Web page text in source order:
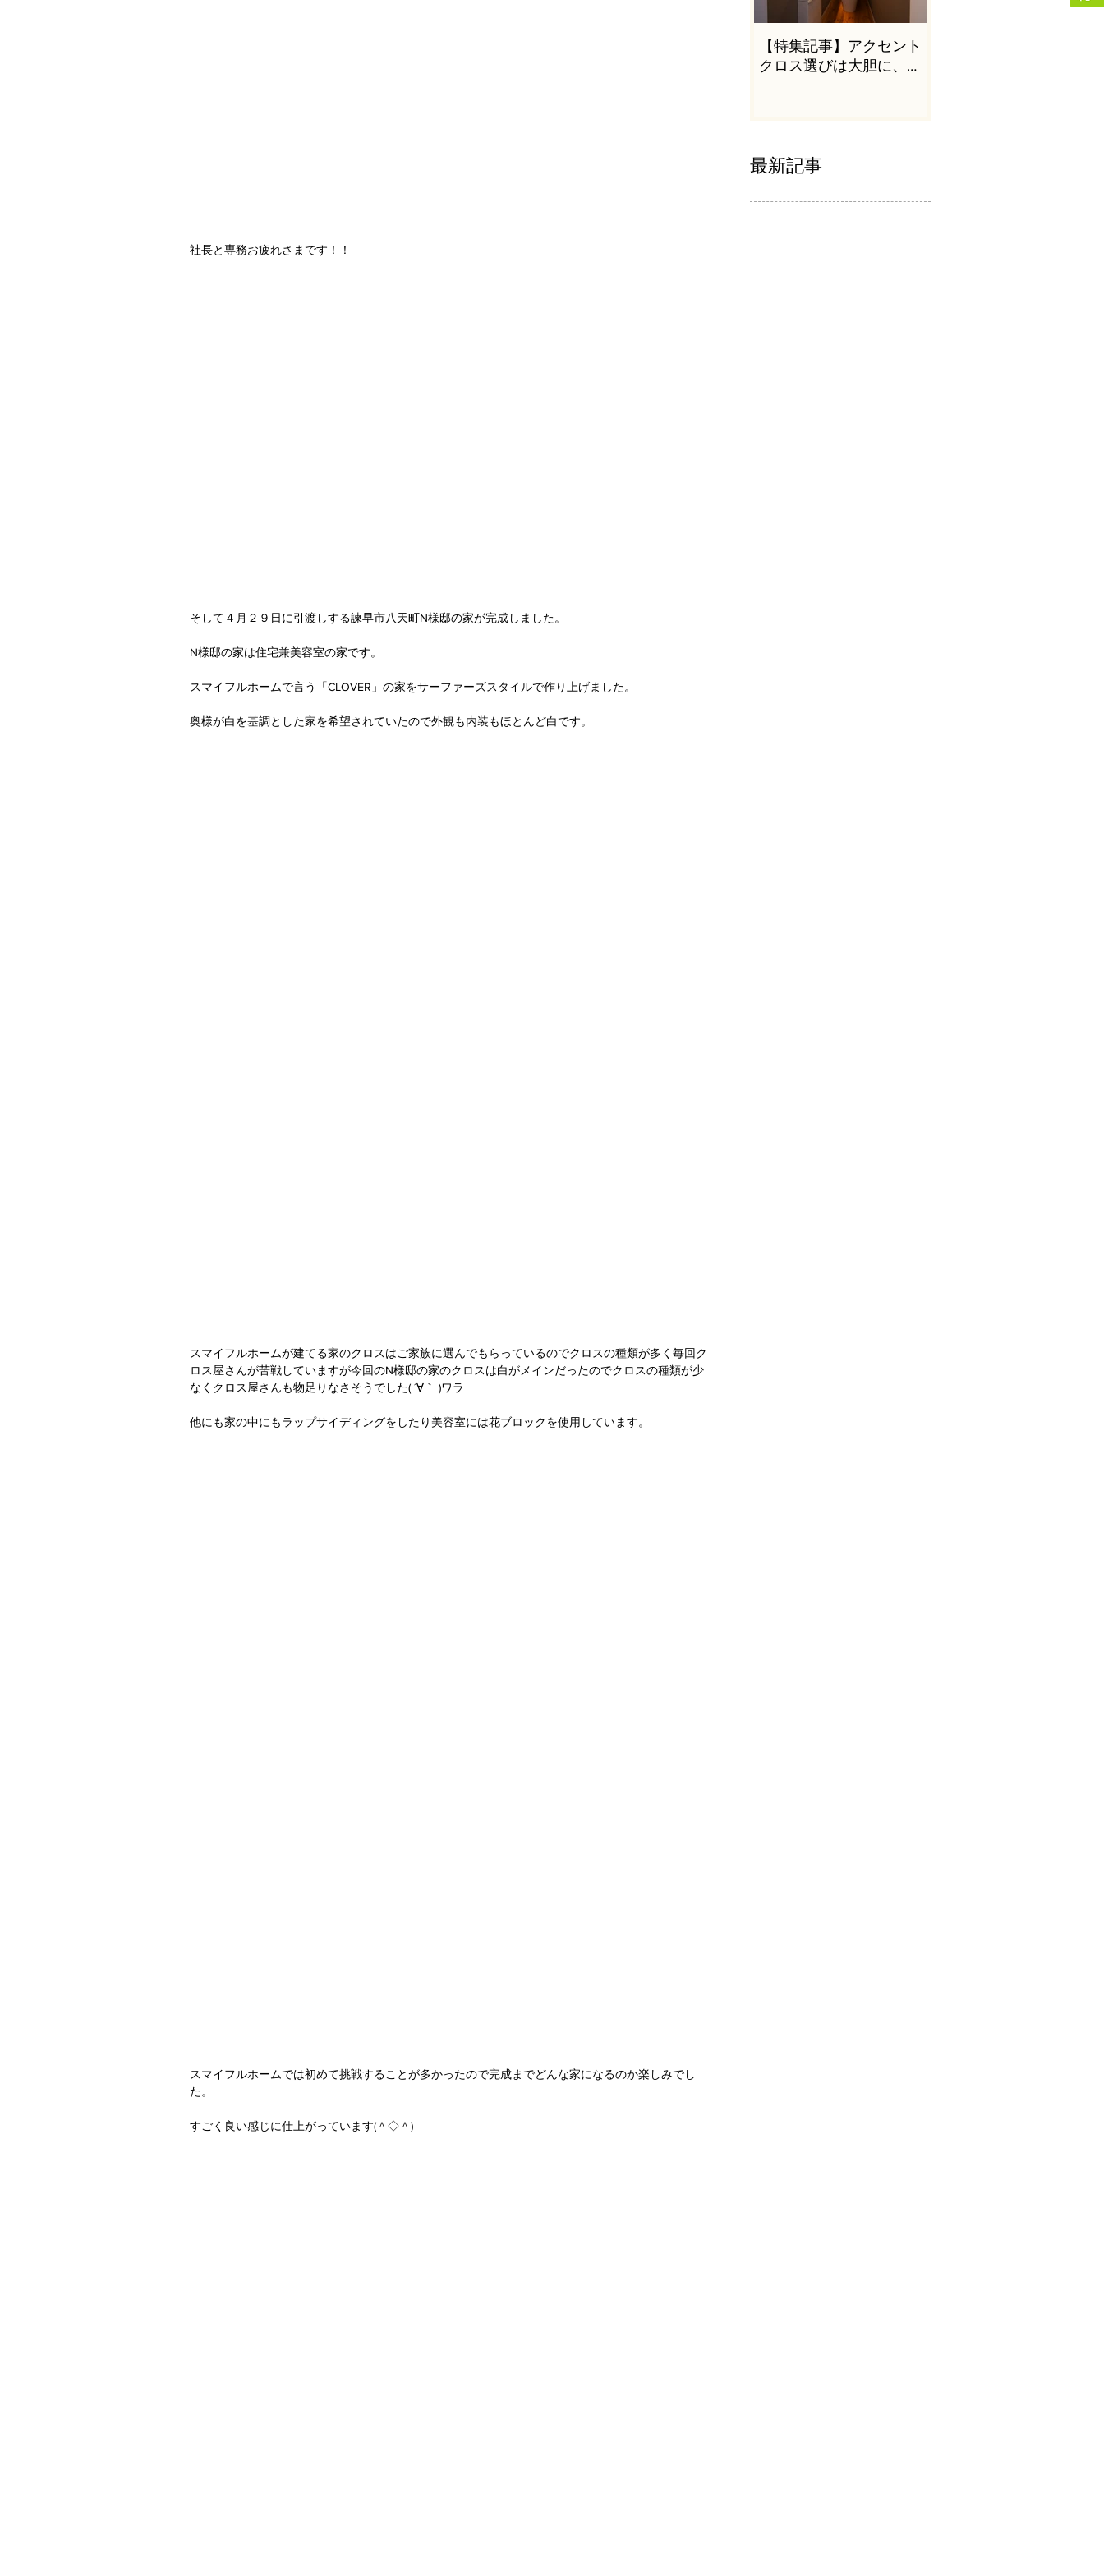
社長と専務お疲れさまです！！
そして４月２９日に引渡しする諫早市八天町N様邸の家が完成しました。
N様邸の家は住宅兼美容室の家です。
スマイフルホームで言う「CLOVER」の家をサーファーズスタイルで作り上げました。
奥様が白を基調とした家を希望されていたので外観も内装もほとんど白です。
スマイフルホームが建てる家のクロスはご家族に選んでもらっているのでクロスの種類が多く毎回ク
ロス屋さんが苦戦していますが今回のN様邸の家のクロスは白がメインだったのでクロスの種類が少
なくクロス屋さんも物足りなさそうでした( ´∀｀ )ワラ
他にも家の中にもラップサイディングをしたり美容室には花ブロックを使用しています。
スマイフルホームでは初めて挑戦することが多かったので完成までどんな家になるのか楽しみでし
た。
すごく良い感じに仕上がっています(＾◇＾)
【特集記事】アクセント
クロス選びは大胆に、か
最新記事